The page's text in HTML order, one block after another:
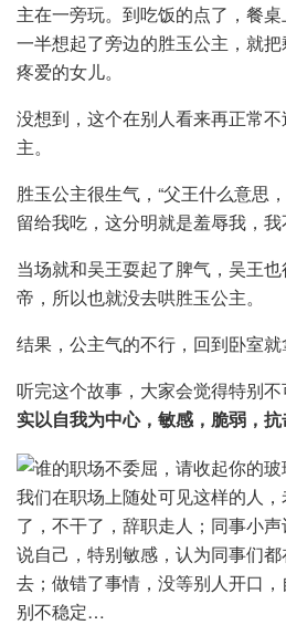
主在一旁玩。到吃饭的点了，餐
一半想起了旁边的胜玉公主，就
疼爱的女儿。
没想到，这个在别人看来再正常
主。
胜玉公主很生气，“父王什么意思
留给我吃，这分明就是羞辱我，我
当场就和吴王耍起了脾气，吴王
帝，所以也就没去哄胜玉公主。
结果，公主气的不行，回到卧室就
听完这个故事，大家会觉得特别
实以自我为中心，敏感，脆弱，
我们在职场上随处可见这样的人
了，不干了，辞职走人；同事小
说自己，特别敏感，认为同事们
去；做错了事情，没等别人开口
别不稳定…